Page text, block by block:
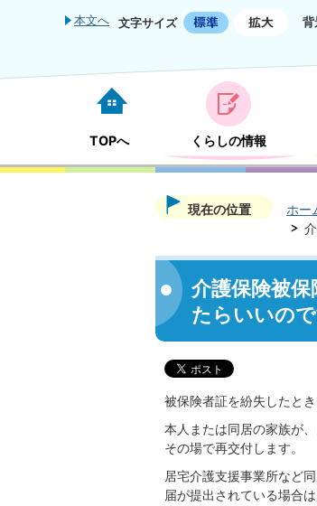
本文へ 文字サイズ 背
TOPへ くらしの情報
現在の位置 ホー
介護保険被
たらいいの
被保険者証を紛失したと
本人または同居の家族が
その場で再交付します。
居宅介護支援事業所など
届が提出されている場合